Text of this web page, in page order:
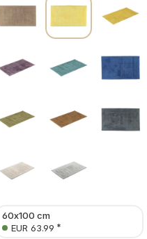
60x100 cm
EUR 63.99 *